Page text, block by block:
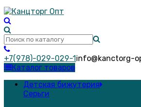
+7(978)-029-029-1info@kanctorg-
Каталог товаров
Детская бижутерия
Серьги